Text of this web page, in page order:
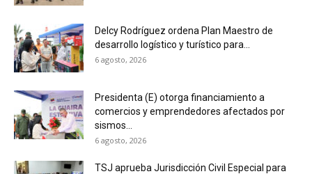
Delcy Rodríguez ordena Plan Maestro de
desarrollo logístico y turístico para...
6 agosto, 2026
Presidenta (E) otorga financiamiento a
comercios y emprendedores afectados por
sismos...
6 agosto, 2026
TSJ aprueba Jurisdicción Civil Especial para